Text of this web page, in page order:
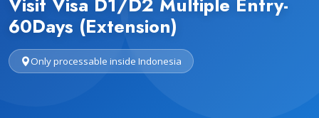
Visit Visa D1/D2 Multiple Entry-
60Days (Extension)
Only processable inside Indonesia